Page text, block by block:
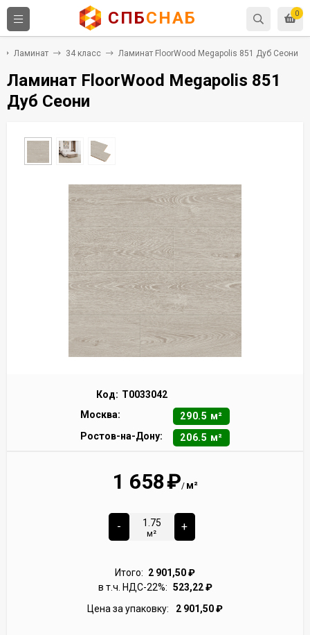
0
СПБСНАБ
Ламинат 34 класс Ламинат FloorWood Megapolis 851 Дуб Сеони
Ламинат FloorWood Megapolis 851
Дуб Сеони
Код: Т0033042
Москва:
290.5 м²
Ростов-на-Дону:
206.5 м²
1 658₽/ м²
-
м²
+
Итого: 2 901,50₽
в т.ч. НДС-22%: 523,22₽
Цена за упаковку:
2 901,50₽